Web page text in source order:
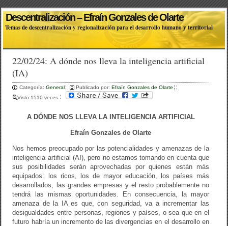
Descentralización – Efraín Gonzales de Olarte
Temas de descentralización y regionalización para el desarrollo humano y territorial
22/02/24: A dónde nos lleva la inteligencia artificial
(IA)
Categoría:General Publicado por:Efraín Gonzales de Olarte
Visto:1510 veces
A DÓNDE NOS LLEVA LA INTELIGENCIA ARTIFICIAL
Efraín Gonzales de Olarte
Nos hemos preocupado por las potencialidades y amenazas de la
inteligencia artificial (AI), pero no estamos tomando en cuenta que
sus posibilidades serán aprovechadas por quienes están más
equipados: los ricos, los de mayor educación, los países más
desarrollados, las grandes empresas y el resto probablemente no
tendrá las mismas oportunidades. En consecuencia, la mayor
amenaza de la IA es que, con seguridad, va a incrementar las
desigualdades entre personas, regiones y países, o sea que en el
futuro habría un incremento de las divergencias en el desarrollo en